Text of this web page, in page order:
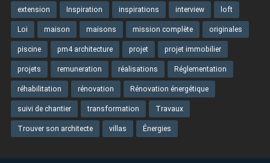
extension Inspiration inspirations interview loft
Loi maison maisons mission complète originales
piscine pm4 architecture projet projet immobilier
projets remuneration réalisations Réglementation
réhabilitation rénovation Rénovation énergétique
suivi de chantier transformation Travaux
Trouver son architecte villas Énergies